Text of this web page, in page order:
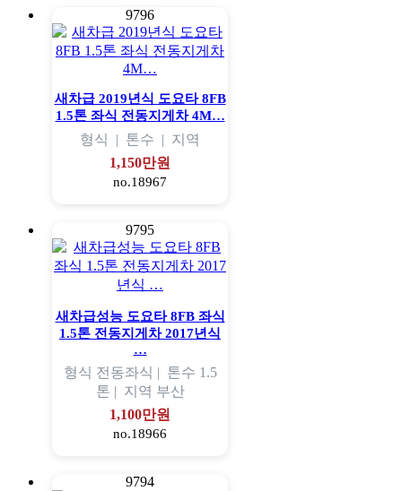
9796
새차급 2019년식 도요타 8FB
1.5톤 좌식 전동지게차 4M…
형식 | 톤수 | 지역
1,150만원
no.18967
9795
새차급성능 도요타 8FB 좌식
1.5톤 전동지게차 2017년식
…
형식 전동좌식 | 톤수 1.5
톤 | 지역 부산
1,100만원
no.18966
9794